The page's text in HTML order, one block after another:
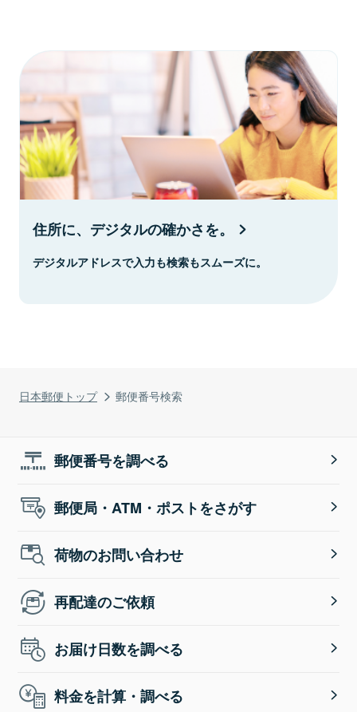
日本郵便トップ 郵便番号検索
住所に、デジタルの確かさを。
デジタルアドレスで入力も検索もスムーズに。
郵便番号を調べる
郵便局・ATM・ポストをさがす
荷物のお問い合わせ
再配達のご依頼
お届け日数を調べる
料金を計算・調べる